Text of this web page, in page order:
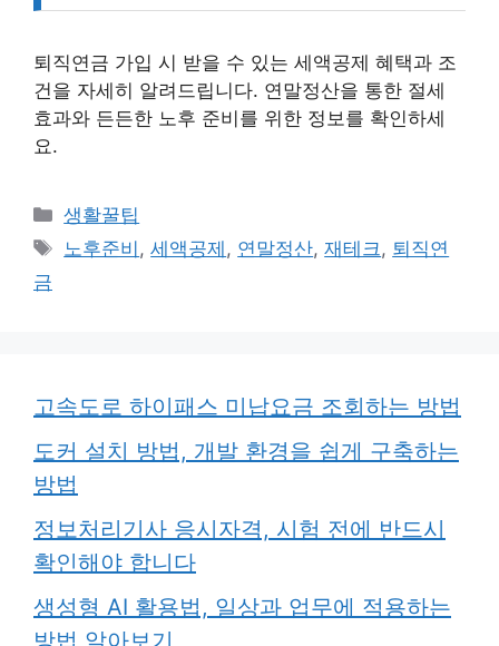
퇴직연금 가입 시 받을 수 있는 세액공제 혜택과 조
건을 자세히 알려드립니다. 연말정산을 통한 절세
효과와 든든한 노후 준비를 위한 정보를 확인하세
요.
카
테
생활꿀팁
태
노후준비 ,세액공제 , 연말정산,재테크, 퇴직연
금
고속도로 하이패스 미납요금 조회하는 방법
도커 설치 방법, 개발 환경을 쉽게 구축하는
방법
정보처리기사 응시자격, 시험 전에 반드시
확인해야 합니다
생성형 AI 활용법, 일상과 업무에 적용하는
방법 알아보기